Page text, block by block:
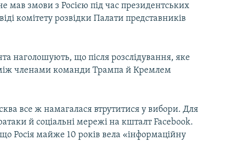
змови з Росією під час президентських
комітету розвідки Палати представників
наголошують, що після розслідування, яке
між членами команди Трампа й Кремлем
все ж намагалася втрутитися у вибори. Для
й соціальні мережі на кшталт Facebook.
Росія майже 10 років вела «інформаційну